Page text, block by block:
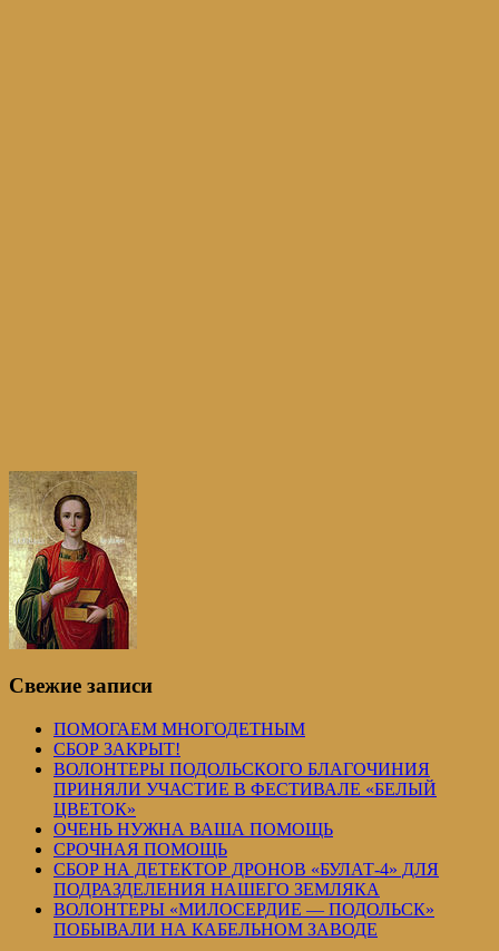
Свежие записи
ПОМОГАЕМ МНОГОДЕТНЫМ
СБОР ЗАКРЫТ!
ВОЛОНТЕРЫ ПОДОЛЬСКОГО БЛАГОЧИНИЯ
ПРИНЯЛИ УЧАСТИЕ В ФЕСТИВАЛЕ «БЕЛЫЙ
ЦВЕТОК»
ОЧЕНЬ НУЖНА ВАША ПОМОЩЬ
СРОЧНАЯ ПОМОЩЬ
СБОР НА ДЕТЕКТОР ДРОНОВ «БУЛАТ-4» ДЛЯ
ПОДРАЗДЕЛЕНИЯ НАШЕГО ЗЕМЛЯКА
ВОЛОНТЕРЫ «МИЛОСЕРДИЕ — ПОДОЛЬСК»
ПОБЫВАЛИ НА КАБЕЛЬНОМ ЗАВОДЕ